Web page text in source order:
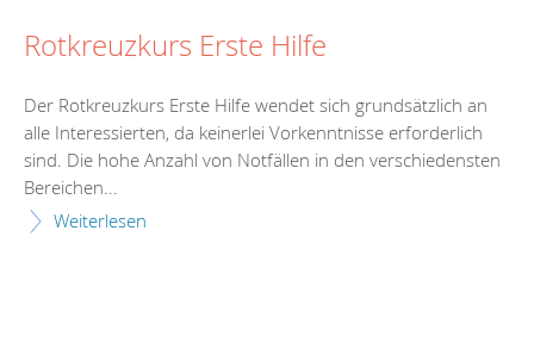
Rotkreuzkurs Erste Hilfe
Der Rotkreuzkurs Erste Hilfe wendet sich grundsätzlich an
alle Interessierten, da keinerlei Vorkenntnisse erforderlich
sind. Die hohe Anzahl von Notfällen in den verschiedensten
Bereichen...
Weiterlesen